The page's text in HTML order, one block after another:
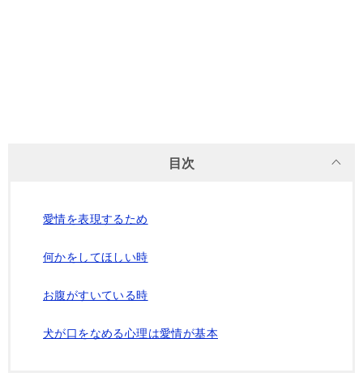
目次
愛情を表現するため
何かをしてほしい時
お腹がすいている時
犬が口をなめる心理は愛情が基本